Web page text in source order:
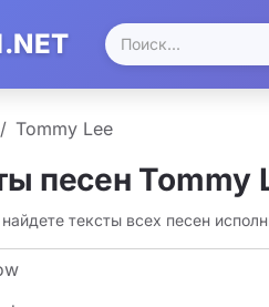
Tommy Lee
песен Tommy
тексты всех песен